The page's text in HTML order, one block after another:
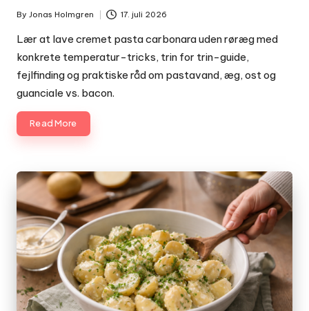
Posted
by
By Jonas Holmgren 17. juli 2026
Lær at lave cremet pasta carbonara uden røræg med
konkrete temperatur-tricks, trin for trin-guide,
fejlfinding og praktiske råd om pastavand, æg, ost og
guanciale vs. bacon.
Read More